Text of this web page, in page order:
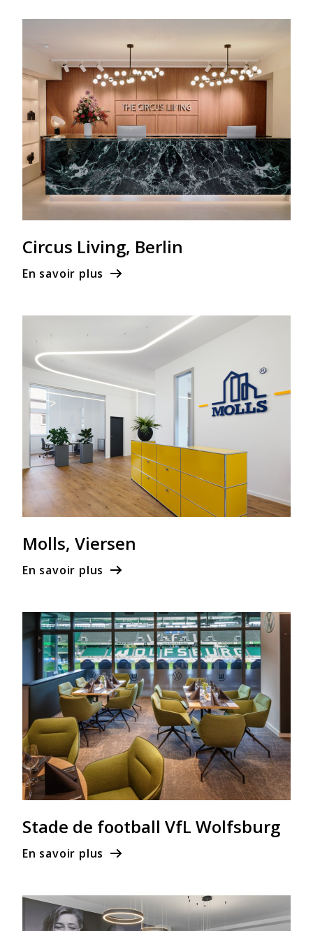
Circus Living, Berlin
En savoir plus
Molls, Viersen
En savoir plus
Stade de football VfL Wolfsburg
En savoir plus